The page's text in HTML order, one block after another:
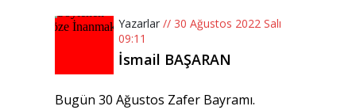
Yazarlar // 30 Ağustos 2022 Salı
09:11
İsmail BAŞARAN
Bugün 30 Ağustos Zafer Bayramı.